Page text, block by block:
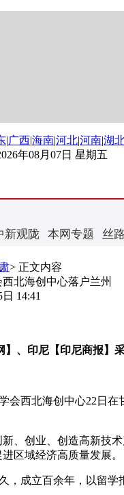
|广西|海南|河北|河南|湖
年08月07日 星期五
新观陇 本网专题 丝
> 正文内容
西北海创中心落户兰州
14:41
、印尼【印尼商报】采
西北海创中心22日在
创业、创造高新技术
区域经济高质量发展。
立百余年，以留学